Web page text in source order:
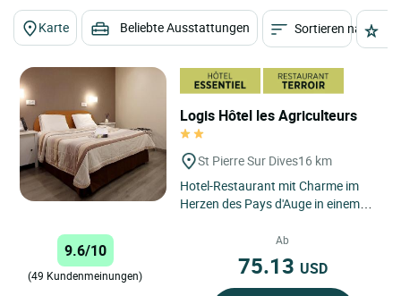
Karte Beliebte Ausstattungen Sortieren nach
Logis Hôtel les Agriculteurs
St Pierre Sur Dives16 km
Hotel-Restaurant mit Charme im
Herzen des Pays d'Auge in einem
Weniger als 25 km von Caen,...
9.6/10
(49 Kundenmeinungen)
Ab
75.13 USD